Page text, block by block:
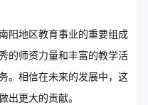
阳地区教育事业的重要组成
的师资力量和丰富的教学活
。相信在未来的发展中，这
出更大的贡献。